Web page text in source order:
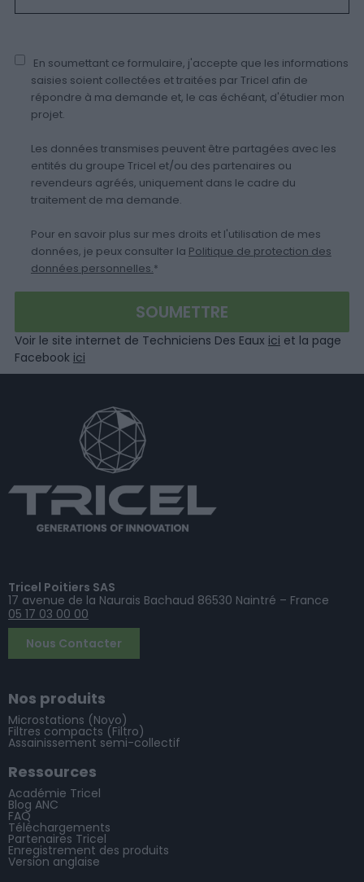
En soumettant ce formulaire, j'accepte que les informations
saisies soient collectées et traitées par Tricel afin de
répondre à ma demande et, le cas échéant, d'étudier mon
projet.
Les données transmises peuvent être partagées avec les
entités du groupe Tricel et/ou des partenaires ou
revendeurs agréés, uniquement dans le cadre du
traitement de ma demande.
Pour en savoir plus sur mes droits et l'utilisation de mes
données, je peux consulter la Politique de protection des
données personnelles.*
Voir le site internet de Techniciens Des Eaux ici et la page
Facebook ici
Tricel Poitiers SAS
17 avenue de la Naurais Bachaud 86530 Naintré – France
05 17 03 00 00
Nous Contacter
Nos produits
Microstations (Novo)
Filtres compacts (Filtro)
Assainissement semi-collectif
Ressources
Académie Tricel
Blog ANC
FAQ
Téléchargements
Partenaires Tricel
Enregistrement des produits
Version anglaise